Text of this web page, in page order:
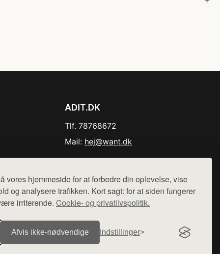
vores hjemmeside for at forbedre din oplevelse, vise
og analysere trafikken. Kort sagt: for at siden fungerer
irriterende. Cookie- og privatlivspolitik.
Afvis ikke‑nødvendige Indstillinger
ADIT.DK
Tlf. 78768672
Mail: hej@want.dk
sælges ikke varer fra denne side - vi henviser til de shops,